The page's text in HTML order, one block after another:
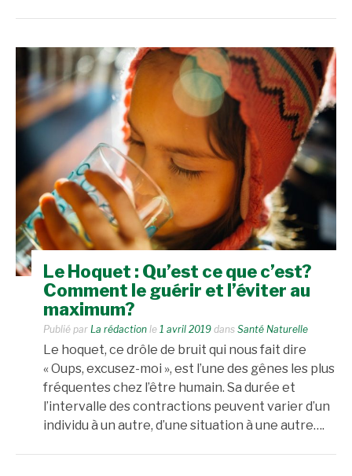
Le Hoquet : Qu’est ce que c’est?
Comment le guérir et l’éviter au
maximum?
Publié par La rédaction le 1 avril 2019 dans Santé Naturelle
Le hoquet, ce drôle de bruit qui nous fait dire
« Oups, excusez-moi », est l’une des gênes les plus
fréquentes chez l’être humain. Sa durée et
l’intervalle des contractions peuvent varier d’un
individu à un autre, d’une situation à une autre….